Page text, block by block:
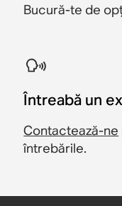
Bucură-te de
Întreabă un
Contactează-ne
întrebările.